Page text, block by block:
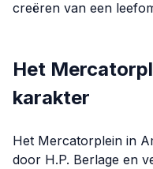
creëren van een
Het
karakter
Het Mercatorplein in
door H.P. Berlage en